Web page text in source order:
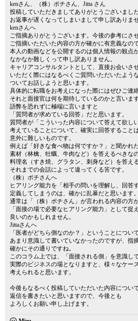
kenさん、（株）ポチさん、Jitta さん
投稿していただきましてありがとうございました
お返事が遅くなってしまいまして申し訳ありませ
kenさんへ
ご指摘ありがとうございます。今後の参考にさ
ご指摘いただいた内容の方が確かに有意義なの
本人の動画などを公開するのは個人情報の観点
なかなか難しくって申し訳ありません。
キャリアコンサルタントとして、直接お会いさ
いただく際にはなるべくご質問いただいたよう
ついてお話しようと思います。
具体的に転職をお考えになった際にはぜひご連
それと面接官は何を期待しているのかと言いま
語弊を恐れずに極端に言いますと
「質問者が求めている回答」だと思います。
質問者が「こういった内容について答えて欲し
考えていることについて、確実に回答すること
意外に難しいものです。
例えば「好きな食べ物は何ですか？」と聞かれ
素材（林檎、牡蠣、牛肉など）を答えるべきな
料理名（すき焼、グラタン、刺身など）を答え
それまでの会話によって違ってくる筈です。
（株）ポチさんへ
ヒアリング能力を「相手の問いを理解し、回答
定義してしまうのは、確かに乱暴だと思います。
通常は「（株）ポチさん」が言われる内容の方
「面接の場で必要なヒアリング能力」として捉
良いのかもしれません。
Jittaさんへ
「医者がどちら側なのか？」ということについ
あまり意識して書いていなかったのですが、指
確かにその通りですね。
このコラム上では、「面接される側」を意識し
実際のビジネスの場となりますと、様々なケー
考えられると思います。
今後もなるべく投稿していただいた内容につい
返信を書きたいと思いますので、今後とも
よろしくお願い申し上げます。